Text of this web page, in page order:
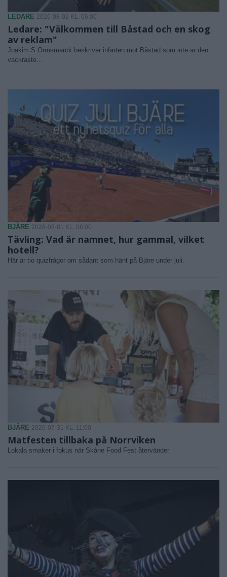
LEDARE 2026-08-02 KL. 06:00
Ledare: "Välkommen till Båstad och en skog
av reklam"
Joakim S Ormsmarck beskriver infarten mot Båstad som inte är den
vackraste...
BJÄRE 2026-08-01 KL. 06:00
Tävling: Vad är namnet, hur gammal, vilket
hotell?
Här är tio quizfrågor om sådant som hänt på Bjäre under juli.
BJÄRE 2026-07-31 KL. 11:00
Matfesten tillbaka på Norrviken
Lokala smaker i fokus när Skåne Food Fest återvänder